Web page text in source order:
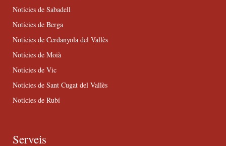
Notícies de Sabadell
Notícies de Berga
Notícies de Cerdanyola del Vallès
Notícies de Moià
Notícies de Vic
Notícies de Sant Cugat del Vallès
Notícies de Rubí
Serveis